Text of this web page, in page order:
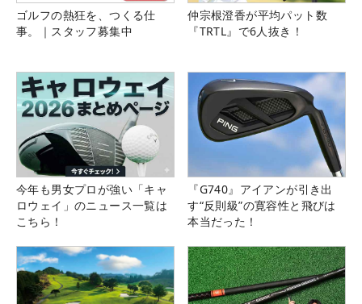
ゴルフの熱狂を、つくる仕
事。｜スタッフ募集中
仲宗根澄香が平均パット数
『TRTL』で6人抜き！
今年も男女プロが強い「キャ
ロウェイ」のニュース一覧は
こちら！
『G740』アイアンが引き出
す“反則級”の寛容性と飛びは
本当だった！